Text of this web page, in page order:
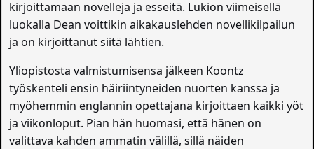
kirjoittamaan novelleja ja esseitä. Lukion viimeisellä
luokalla Dean voittikin aikakauslehden novellikilpailun
ja on kirjoittanut siitä lähtien.
Yliopistosta valmistumisensa jälkeen Koontz
työskenteli ensin häiriintyneiden nuorten kanssa ja
myöhemmin englannin opettajana kirjoittaen kaikki yöt
ja viikonloput. Pian hän huomasi, että hänen on
valittava kahden ammatin välillä, sillä näiden